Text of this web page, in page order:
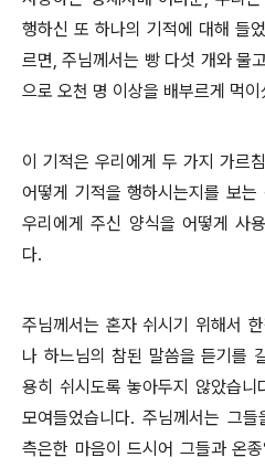
행하신 또 하나의 기적에 대해 들
르면, 주님께서는 빵 다섯 개와 물
으로 오천 명 이상을 배부르게 먹이
이 기적은 우리에게 두 가지 가르
어떻게 기적을 행하시는지를 보
우리에게 주신 양식을 어떻게 사
다.
주님께서는 혼자 쉬시기 위해서
나 하느님의 참된 말씀을 듣기를
용히 쉬시도록 놓아두지 않았습
모여들었습니다. 주님께서는 그
측은한 마음이 드시어 그들과 온